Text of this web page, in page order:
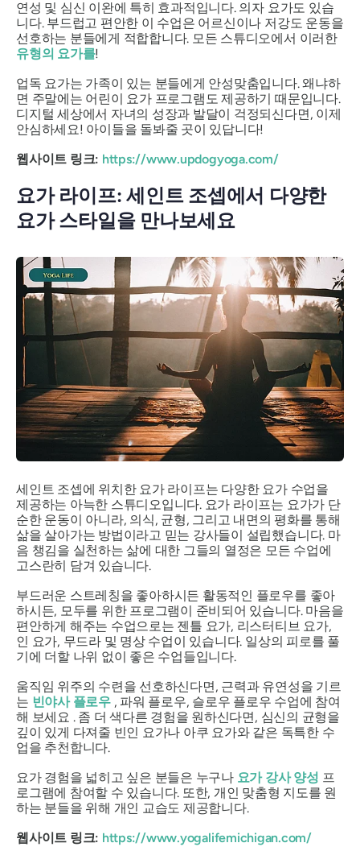
연성 및 심신 이완에 특히 효과적입니다. 의자 요가도 있습
니다. 부드럽고 편안한 이 수업은 어르신이나 저강도 운동을
선호하는 분들에게 적합합니다. 모든 스튜디오에서 이러한
유형의 요가를!
업독 요가는 가족이 있는 분들에게 안성맞춤입니다. 왜냐하
면 주말에는 어린이 요가 프로그램도 제공하기 때문입니다.
디지털 세상에서 자녀의 성장과 발달이 걱정되신다면, 이제
안심하세요! 아이들을 돌봐줄 곳이 있답니다!
웹사이트 링크: https://www.updogyoga.com/
요가 라이프: 세인트 조셉에서 다양한
요가 스타일을 만나보세요
세인트 조셉에 위치한 요가 라이프는 다양한 요가 수업을
제공하는 아늑한 스튜디오입니다. 요가 라이프는 요가가 단
순한 운동이 아니라, 의식, 균형, 그리고 내면의 평화를 통해
삶을 살아가는 방법이라고 믿는 강사들이 설립했습니다. 마
음 챙김을 실천하는 삶에 대한 그들의 열정은 모든 수업에
고스란히 담겨 있습니다.
부드러운 스트레칭을 좋아하시든 활동적인 플로우를 좋아
하시든, 모두를 위한 프로그램이 준비되어 있습니다. 마음을
편안하게 해주는 수업으로는 젠틀 요가, 리스터티브 요가,
인 요가, 무드라 및 명상 수업이 있습니다. 일상의 피로를 풀
기에 더할 나위 없이 좋은 수업들입니다.
움직임 위주의 수련을 선호하신다면, 근력과 유연성을 기르
는 빈야사 플로우, 파워 플로우, 슬로우 플로우 수업에 참여
해 보세요 . 좀 더 색다른 경험을 원하신다면, 심신의 균형을
깊이 있게 다져줄 빈인 요가나 아쿠 요가와 같은 독특한 수
업을 추천합니다.
요가 경험을 넓히고 싶은 분들은 누구나 요가 강사 양성 프
로그램에 참여할 수 있습니다. 또한, 개인 맞춤형 지도를 원
하는 분들을 위해 개인 교습도 제공합니다.
웹사이트 링크: https://www.yogalifemichigan.com/